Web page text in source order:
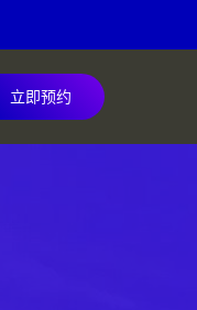
立即预约